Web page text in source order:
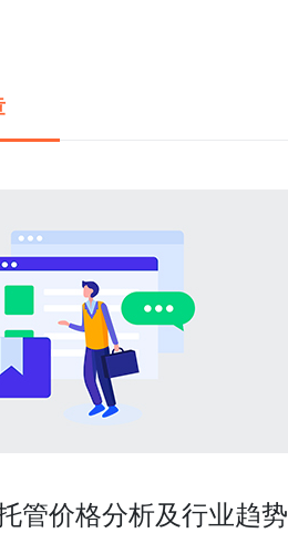
管价格分析及行业趋势